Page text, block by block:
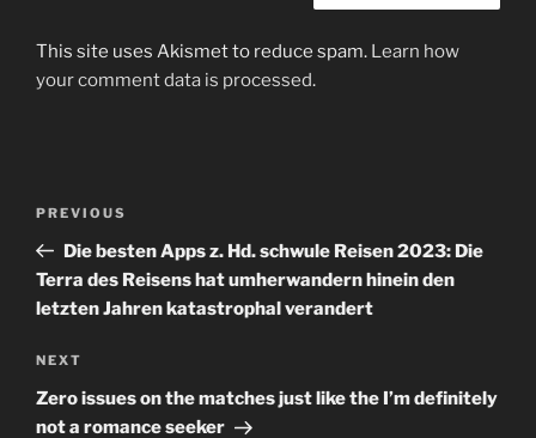
This site uses Akismet to reduce spam. Learn how
your comment data is processed.
Previous
Post
PREVIOUS
Die besten Apps z. Hd. schwule Reisen 2023: Die
Terra des Reisens hat umherwandern hinein den
letzten Jahren katastrophal verandert
Next
Post
NEXT
Zero issues on the matches just like the I’m definitely
not a romance seeker